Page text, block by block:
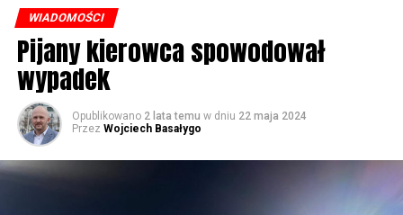
(Niemcy), Biblioteka Publiczna Gminy Wolin, Parafia
Rzymskokatolicka w Wolinie
59676 odsłon
WIADOMOŚCI
Pijany kierowca spowodował
wypadek
Opublikowano 2 lata temu w dniu 22 maja 2024
Przez Wojciech Basałygo